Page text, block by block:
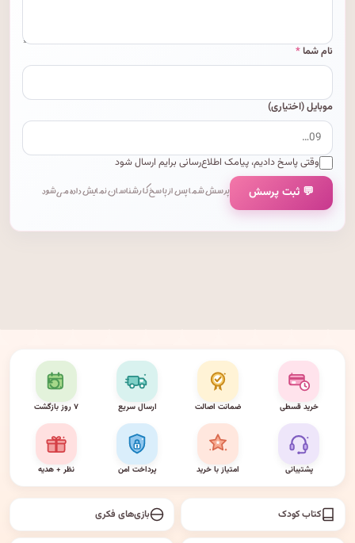
نام شما*
موبایل (اختیاری)
وقتی پاسخ دادیم، پیامک اطلاع‌رسانی برایم ارسال شود
💬 ثبت پرسش پرسش شما پس از پاسخ کارشناسان نمایش داده می‌شود.
خرید قسطی ضمانت اصالت ارسال سریع ۷ روز بازگشت
پشتیبانی امتیاز با خرید پرداخت امن نظر + هدیه
کتاب کودک بازی‌های فکری